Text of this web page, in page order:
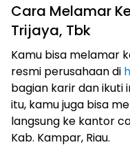
Cara Melamar
Trijaya, Tbk
Kamu bisa melamar
resmi perusahaan di
bagian karir dan ikuti
itu, kamu juga bisa
langsung ke kantor
Kab. Kampar, Riau.